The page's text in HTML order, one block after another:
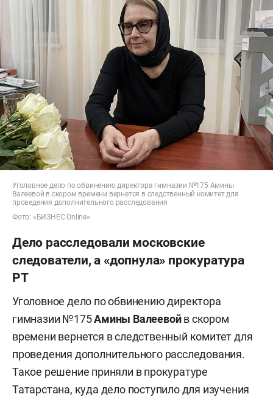
Уголовное дело по обвинению директора гимназии №175 Амины
Валеевой в скором времени вернется в следственный комитет для
проведения дополнительного расследования
Фото: «БИЗНЕС Online»
Дело расследовали московские
следователи, а «допнула» прокуратура
РТ
Уголовное дело по обвинению директора
гимназии №175Амины Валеевойв скором
времени вернется в следственный комитет для
проведения дополнительного расследования.
Такое решение приняли в прокуратуре
Татарстана, куда дело поступило для изучения